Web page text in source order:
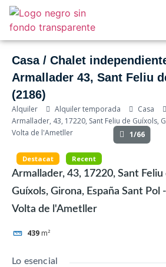
Casa / Chalet
Armallader 43, Sant Feliu
(2186)
Alquiler Alquiler temporada Casa
Armallader, 43, 17220, Sant Feliu de Guíxols,
Volta de l'Ametller
Destacat Recent
1/66
Armallader, 43, 17220, Sant Feliu
Guíxols, Girona, España Sant Pol -
Volta de l'Ametller
439 m²
Lo esencial